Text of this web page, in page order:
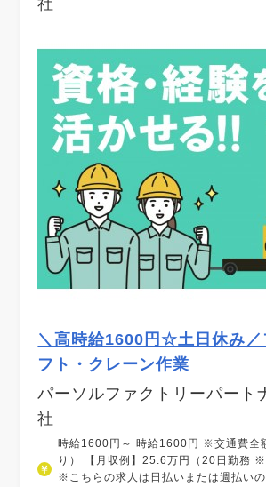
社
＼高時給1600円☆土日休み／
フト・クレーン作業
パーソルファクトリーパート
社
時給1600円～ 時給1600円 ※交通費全
り） 【月収例】25.6万円（20日勤務 ※
※こちらの求人は日払いまたは週払い